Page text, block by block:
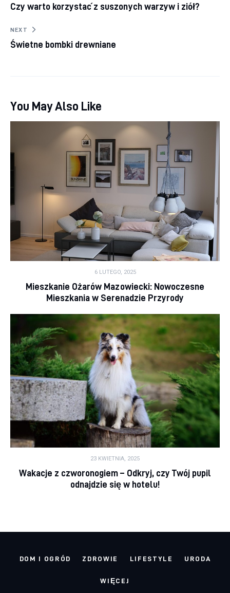
Czy warto korzystać z suszonych warzyw i ziół?
NEXT
Świetne bombki drewniane
You May Also Like
6 LUTEGO, 2025
Mieszkanie Ożarów Mazowiecki: Nowoczesne
Mieszkania w Serenadzie Przyrody
23 KWIETNIA, 2025
Wakacje z czworonogiem – Odkryj, czy Twój pupil
odnajdzie się w hotelu!
DOM I OGRÓD ZDROWIE LIFESTYLE URODA
WIĘCEJ